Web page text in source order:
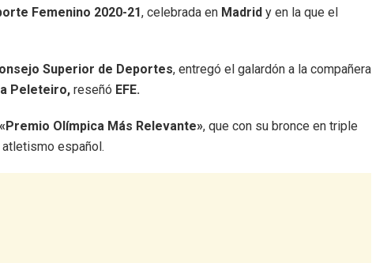
Femenino 2020-21, celebrada en Madrid y en la que el
Superior de Deportes, entregó el galardón a la compañera
Peleteiro, reseñó EFE.
«Premio Olímpica Más Relevante», que con su bronce en triple
español.